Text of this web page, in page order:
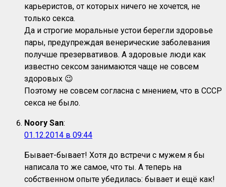
карьеристов, от которых ничего не хочется, не
только секса.
Да и строгие моральные устои берегли здоровье
пары, предупреждая венерические заболевания
получше презервативов. А здоровые люди как
известно сексом занимаются чаще не совсем
здоровых 😉
Поэтому не совсем согласна с мнением, что в СССР
секса не было.
Noory San:
01.12.2014 в 09:44
Бывает-бывает! Хотя до встречи с мужем я бы
написала то же самое, что ты. А теперь на
собственном опыте убедилась: бывает и ещё как!